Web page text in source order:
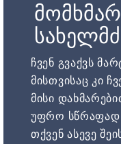
ჩვენ გვაქვს
მისთვისაც კი
მისი
უფრო
თქვენ ასევე